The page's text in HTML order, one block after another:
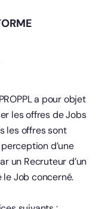
a pour objet
les offres de Jobs
les offres sont
d’une
un Recruteur d’un
Job concerné.